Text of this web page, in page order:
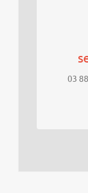
03